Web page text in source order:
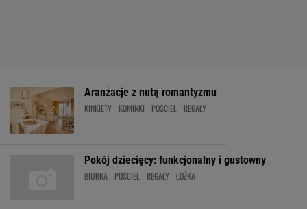
Aranżacje z nutą romantyzmu
KINKIETY KOMINKI POŚCIEL REGAŁY
Pokój dziecięcy: funkcjonalny i gustowny
BIURKA POŚCIEL REGAŁY ŁÓŻKA